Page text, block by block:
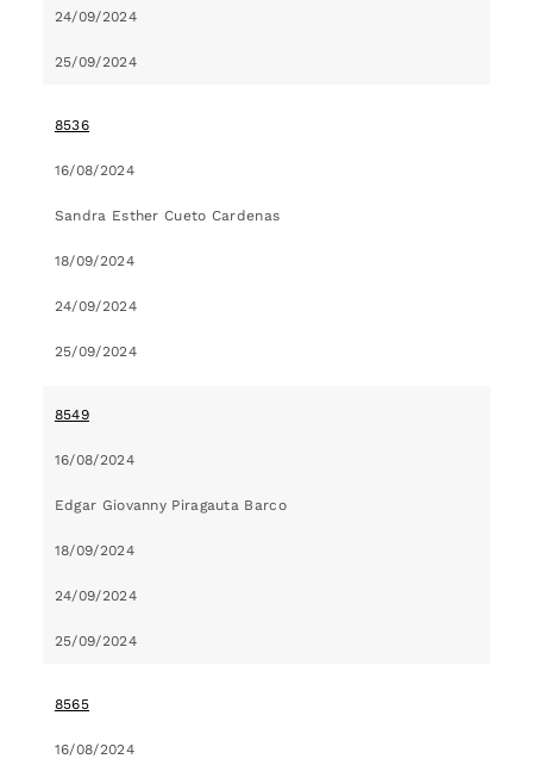
24/09/2024
25/09/2024
8536
16/08/2024
Sandra Esther Cueto Cardenas
18/09/2024
24/09/2024
25/09/2024
8549
16/08/2024
Edgar Giovanny Piragauta Barco
18/09/2024
24/09/2024
25/09/2024
8565
16/08/2024